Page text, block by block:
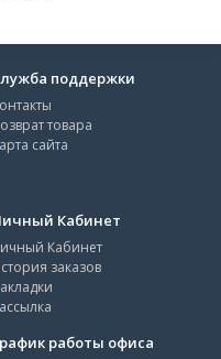
поддержки
товара
сайта
Кабинет
Кабинет
заказов
работы офиса